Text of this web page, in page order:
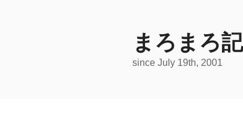
まろまろ記
since July 19th, 2001